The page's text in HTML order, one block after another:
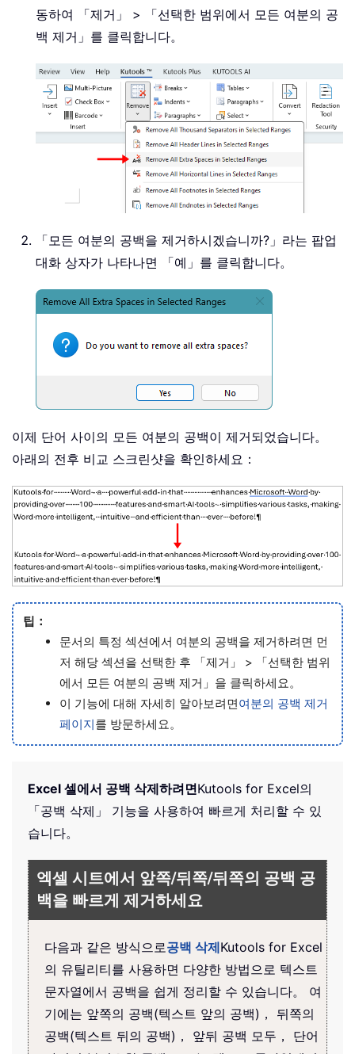
동하여 「제거」 > 「선택한 범위에서 모든 여분의 공
백 제거」를 클릭합니다。
「모든 여분의 공백을 제거하시겠습니까?」라는 팝업
대화 상자가 나타나면 「예」를 클릭합니다。
이제 단어 사이의 모든 여분의 공백이 제거되었습니다。
아래의 전후 비교 스크린샷을 확인하세요：
팁：
문서의 특정 섹션에서 여분의 공백을 제거하려면 먼
저 해당 섹션을 선택한 후 「제거」 > 「선택한 범위
에서 모든 여분의 공백 제거」을 클릭하세요。
이 기능에 대해 자세히 알아보려면여분의 공백 제거
페이지를 방문하세요。
Excel 셀에서 공백 삭제하려면Kutools for Excel의
「공백 삭제」 기능을 사용하여 빠르게 처리할 수 있
습니다。
엑셀 시트에서 앞쪽/뒤쪽/뒤쪽의 공백 공
백을 빠르게 제거하세요
다음과 같은 방식으로공백 삭제Kutools for Excel
의 유틸리티를 사용하면 다양한 방법으로 텍스트
문자열에서 공백을 쉽게 정리할 수 있습니다。 여
기에는 앞쪽의 공백(텍스트 앞의 공백)， 뒤쪽의
공백(텍스트 뒤의 공백)， 앞뒤 공백 모두， 단어